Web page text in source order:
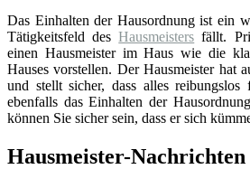
Das Einhalten der Hausordnung ist ein
Tätigkeitsfeld desHausmeisters fällt.
einen Hausmeister im Haus wie die
Hauses vorstellen. Der Hausmeister hat
und stellt sicher, dass alles
ebenfalls das Einhalten der
können Sie sicher sein, dass er sich
Hausmeister-